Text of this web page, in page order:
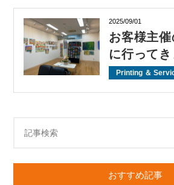
2025/09/01
お客様主
に行ってき
Printing ＆
おすすめ記事